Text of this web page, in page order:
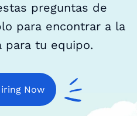
preguntas de
para encontrar a la
para tu equipo.
Now